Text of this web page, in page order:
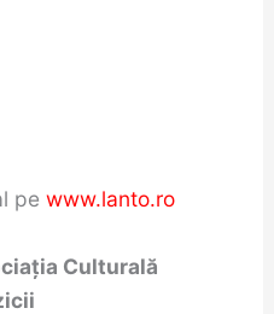
pe www.lanto.ro
Culturală